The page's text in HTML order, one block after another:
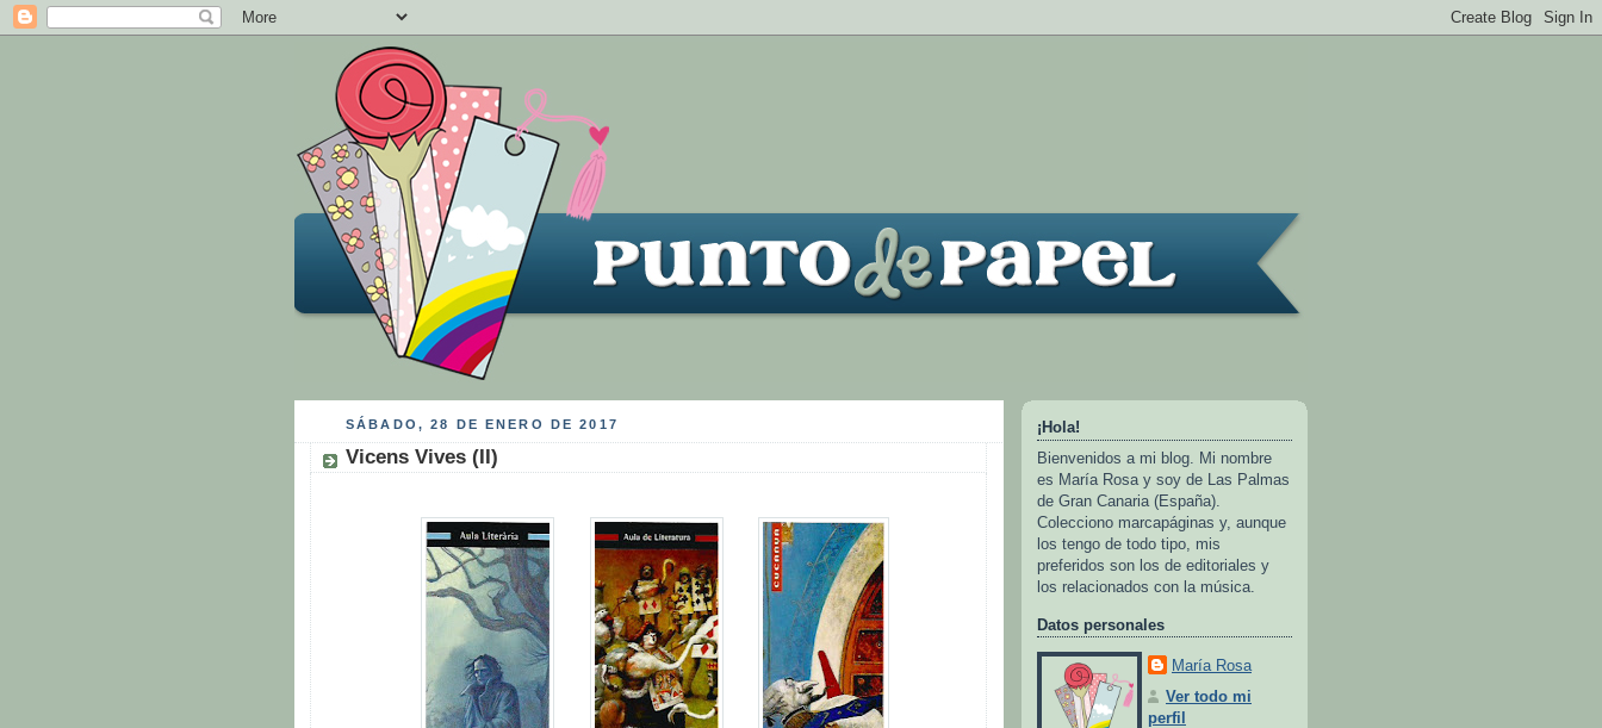
SÁBADO, 28 DE ENERO DE 2017
Vicens Vives (II)
¡Hola!
Bienvenidos a mi blog. Mi nombre
es María Rosa y soy de Las Palmas
de Gran Canaria (España).
Colecciono marcapáginas y, aunque
los tengo de todo tipo, mis
preferidos son los de editoriales y
los relacionados con la música.
Datos personales
María Rosa
Ver todo mi
perfil